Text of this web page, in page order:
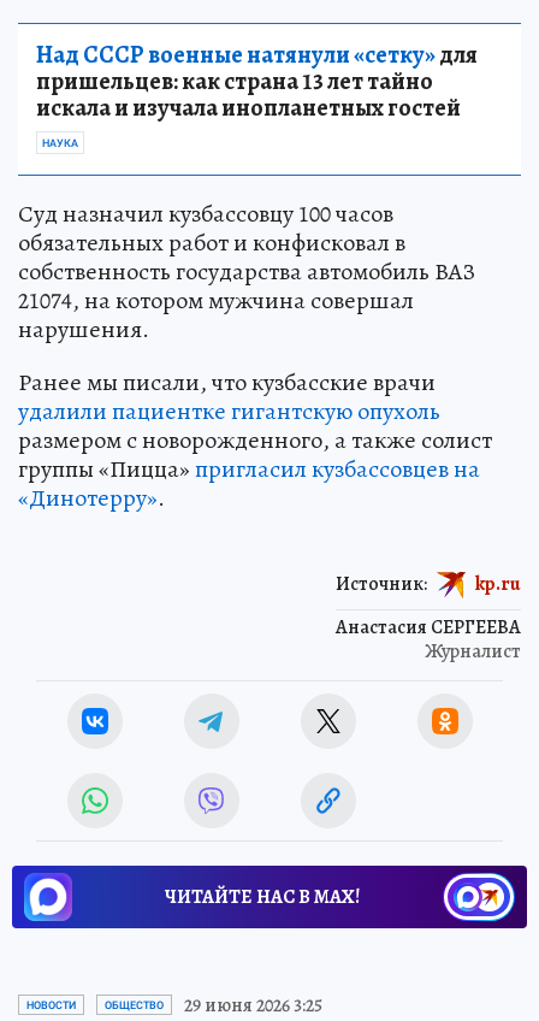
Над СССР военные натянули «сетку»для
пришельцев: как страна 13 лет тайно
искала и изучала инопланетных гостей
НАУКА
Суд назначил кузбассовцу 100 часов
обязательных работ и конфисковал в
собственность государства автомобиль ВАЗ
21074, на котором мужчина совершал
нарушения.
Ранее мы писали, что кузбасские врачи
удалили пациентке гигантскую опухоль
размером с новорожденного, а также солист
группы «Пицца»пригласил кузбассовцев на
«Динотерру».
Анастасия СЕРГЕЕВА
Журналист
Источник: kp.ru
ЧИТАЙТЕ НАС В МАХ!
НОВОСТИ ОБЩЕСТВО 29 июня 2026 3:25